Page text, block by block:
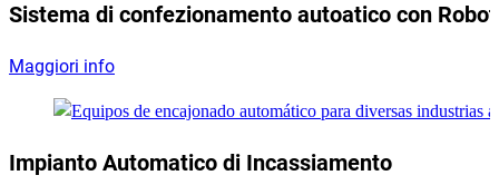
Sistema di confezionamento autoatico con
Maggiori info
Impianto Automatico di Incassiamento